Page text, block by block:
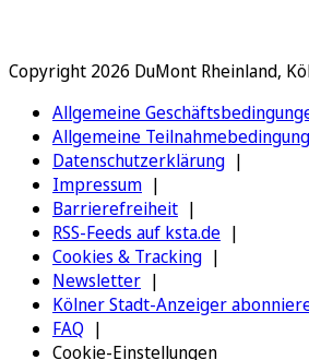
Copyright 2026 DuMont Rheinland,
Allgemeine
Allgemeine
Datenschutzerklärung
Impressum
Barrierefreiheit
RSS-Feeds auf ksta.de
Cookies & Tracking
Newsletter
Kölner Stadt-Anzeiger
FAQ
Cookie-Einstellungen